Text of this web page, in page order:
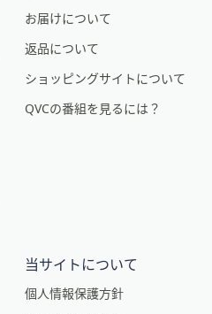
お届けについて
返品について
ショッピングサイトについて
QVCの番組を見るには？
当サイトについて
個人情報保護方針